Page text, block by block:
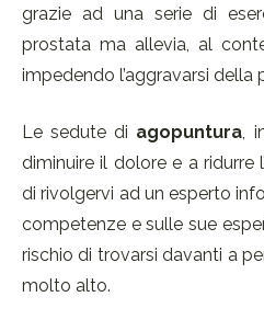
grazie ad una serie di
prostata ma allevia, al
impedendo l’aggravarsi della
Le sedute di agopuntura,
diminuire il dolore e a ridurre
di rivolgervi ad un esperto
competenze e sulle sue
rischio di trovarsi davanti a
molto alto.